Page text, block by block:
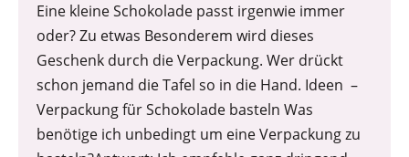
Eine kleine Schokolade passt irgenwie immer
oder? Zu etwas Besonderem wird dieses
Geschenk durch die Verpackung. Wer drückt
schon jemand die Tafel so in die Hand. Ideen –
Verpackung für Schokolade basteln Was
benötige ich unbedingt um eine Verpackung zu